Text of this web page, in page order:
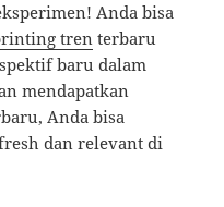
Anda bisa
tren terbaru
baru dalam
mendapatkan
Anda bisa
dan relevant di